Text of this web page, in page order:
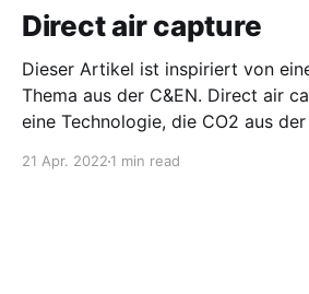
Direct air capture
Dieser Artikel ist inspiriert von
Thema aus der C&EN. Direct air
eine Technologie, die CO2 aus
storage (CCS) wird die
21 Apr. 2022 1 min read